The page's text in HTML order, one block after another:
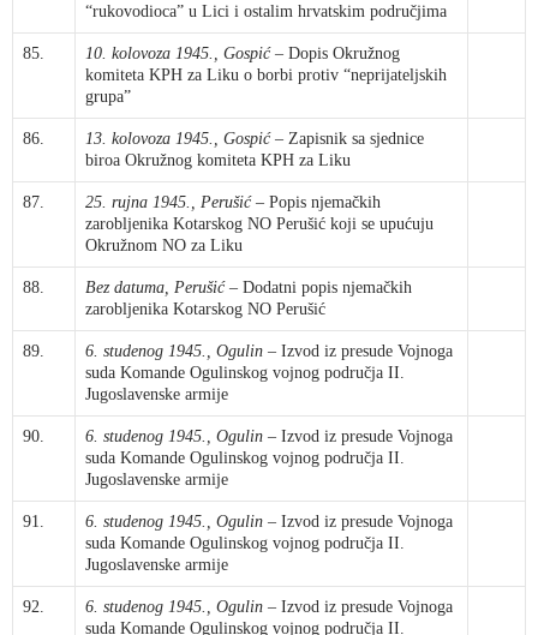
“rukovodioca” u Lici i ostalim hrvatskim područjima
85. 10. kolovoza 1945., Gospić – Dopis Okružnog
komiteta KPH za Liku o borbi protiv “neprijateljskih
grupa”
86. 13. kolovoza 1945., Gospić – Zapisnik sa sjednice
biroa Okružnog komiteta KPH za Liku
87. 25. rujna 1945., Perušić – Popis njemačkih
zarobljenika Kotarskog NO Perušić koji se upućuju
Okružnom NO za Liku
88. Bez datuma, Perušić – Dodatni popis njemačkih
zarobljenika Kotarskog NO Perušić
89. 6. studenog 1945., Ogulin – Izvod iz presude Vojnoga
suda Komande Ogulinskog vojnog područja II.
Jugoslavenske armije
90. 6. studenog 1945., Ogulin – Izvod iz presude Vojnoga
suda Komande Ogulinskog vojnog područja II.
Jugoslavenske armije
91. 6. studenog 1945., Ogulin – Izvod iz presude Vojnoga
suda Komande Ogulinskog vojnog područja II.
Jugoslavenske armije
92. 6. studenog 1945., Ogulin – Izvod iz presude Vojnoga
suda Komande Ogulinskog vojnog područja II.